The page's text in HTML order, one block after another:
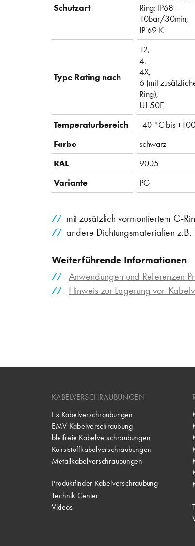
Schutzart
Ring: IP68 -
10bar/30min,
IP 69 K
Type Rating nach
12,
4,
4X,
6 (mit
Ring),
UL 50E
Temperaturbereich
-40 °C bis
Farbe
schwarz
RAL
9005
Variante
PG
mit zusätzlich vormontiertem O-
andere Dichtungsmaterialien
Weiterführende Informationen
Anwendungen und Referenzen
Hinweis zur Lagerung von
KABELVERSCHRAUBUNGEN
Ex Kabelverschraubungen
EMV Kabelverschraubung
bleifreie Kabelverschraubungen
Kunststoffkabelverschraubungen
Metallkabelverschraubungen
Produktfinder Kabelverschraubung
Technik Center
Videos